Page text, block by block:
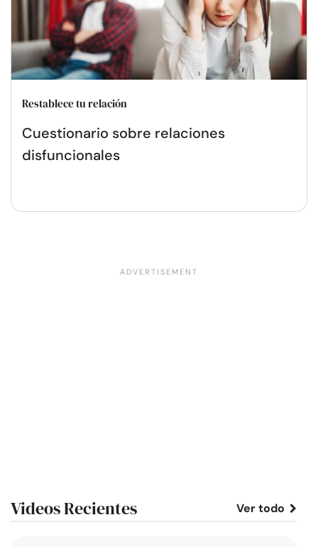
Restablece tu relación
Cuestionario sobre relaciones
disfuncionales
Videos Recientes Ver todo